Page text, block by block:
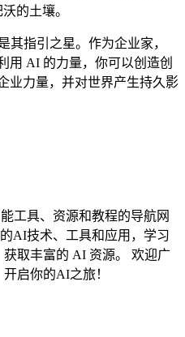
的土壤。
其指引之星。作为企业家，
用 AI 的力量，你可以创造创
业力量，并对世界产生持久影
工具、资源和教程的导航网
AI技术、工具和应用，学习
取丰富的 AI 资源。 欢迎广
启你的AI之旅！